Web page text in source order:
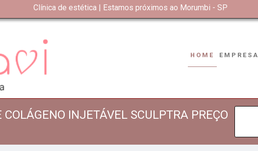
Clínica de estética | Estamos próximos ao Morumbi - SP
HOME EMPRESA
INJETÁVEL SCULPTRA PREÇO